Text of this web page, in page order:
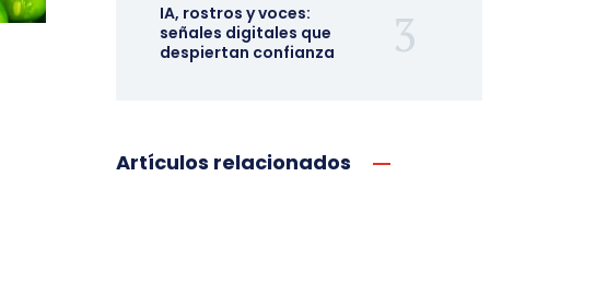
IA, rostros y voces:
señales digitales que
despiertan confianza
Artículos relacionados